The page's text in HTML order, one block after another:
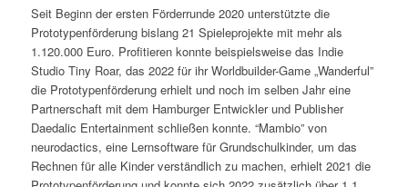
Seit Beginn der ersten Förderrunde 2020 unterstützte die
Prototypenförderung bislang 21 Spieleprojekte mit mehr als
1.120.000 Euro. Profitieren konnte beispielsweise das Indie
Studio Tiny Roar, das 2022 für ihr Worldbuilder-Game „Wanderful”
die Prototypenförderung erhielt und noch im selben Jahr eine
Partnerschaft mit dem Hamburger Entwickler und Publisher
Daedalic Entertainment schließen konnte. “Mambio” von
neurodactics, eine Lernsoftware für Grundschulkinder, um das
Rechnen für alle Kinder verständlich zu machen, erhielt 2021 die